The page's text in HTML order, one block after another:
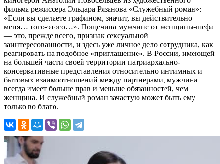
фильма режиссера Эльдара Рязанова «Служебный роман»:
«Если вы сделаете графином, значит, вы действительно
меня… того-этого…». Пощечина мужчине от женщины-шефа
— это, прежде всего, признак сексуальной
заинтересованности, и здесь уже личное дело сотрудника, как
реагировать на подобное «приглашение». В России, имеющей
на большей части своей территории патриархально-
консервативные представления относительно интимных и
бытовых взаимоотношений между партнерами, мужчина
всегда имеет больше прав и меньше обязанностей, чем
женщина. И служебный роман зачастую может быть ему
только во благо.